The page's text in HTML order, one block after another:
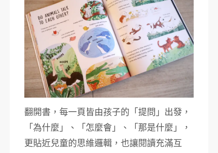
翻開書，每一頁皆由孩子的「提問」出發，
「為什麼」、「怎麼會」、「那是什麼」，
更貼近兒童的思維邏輯，也讓閱讀充滿互